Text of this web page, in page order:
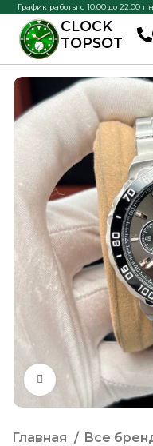
График работы с 10:00 до 22:00
CLOCK
TOPSOT
Нажмите, чтобы
Главная Все